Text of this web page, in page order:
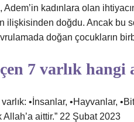
kadınlara olan
ilişkisinden doğdu. Ancak bu
doğan çocukların
7 varlık hangi
•İnsanlar, •Hayvanlar,
Allah’a aittir.” 22 Şubat 2023